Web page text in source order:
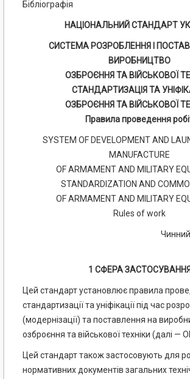
Бібліографія
НАЦІОНАЛЬНИЙ СТАНДАРТ
СИСТЕМА РОЗРОБЛЕННЯ І
ВИРОБНИЦТВО
ОЗБРОЄННЯ ТА ВІЙСЬКОВОЇ
СТАНДАРТИЗАЦІЯ ТА
ОЗБРОЄННЯ ТА ВІЙСЬКОВОЇ
Правила проведення
SYSTEM OF DEVELOPMENT AND
MANUFACTURE
OF ARMAMENT AND MILITARY
STANDARDIZATION AND
OF ARMAMENT AND MILITARY
Rules of work
1 СФЕРА ЗАСТОСУВАННЯ
Цей стандарт установлює правила
стандартизації та уніфікації під час
(модернізації) та поставлення на
озброєння та військової техніки (далі —
Цей стандарт також застосовують для
нормативних документів загальних